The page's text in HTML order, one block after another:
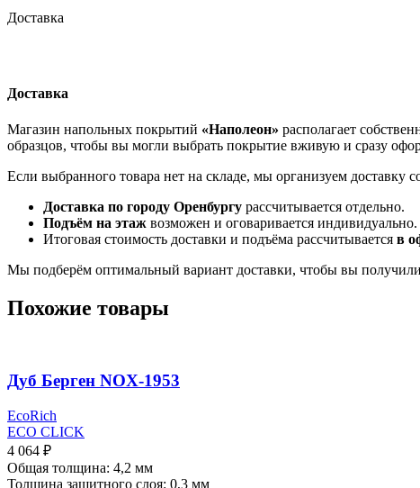
Доставка
Доставка
Магазин напольных покрытий «Наполеон» располагает
образцов, чтобы вы могли выбрать покрытие вживую и сразу
Если выбранного товара нет на складе, мы организуем доставку
Доставка по городу Оренбургу рассчитывается отдельно.
Подъём на этаж возможен и оговаривается индивидуально.
Итоговая стоимость доставки и подъёма рассчитывается в
Мы подберём оптимальный вариант доставки, чтобы вы
Похожие товары
Дуб Берген NOX-1953
EcoRich
ECO CLICK
4 064 ₽
Общая толщина: 4,2 мм
Толщина защитного слоя: 0,3 мм